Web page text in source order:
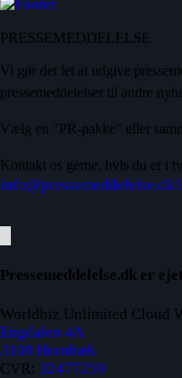
PRESSEMEDDELELSE
Vi gør det let at udgive
pressemeddelelser til andre
Vælg en "PR-pakke" eller
Kontakt os gerne, hvis du er i
info@pressemeddelelse.dk
Pressemeddelelse.dk er
Worldbiz Unlimited Cloud
Engdalen 4A
3100 Hornbæk
CVR: 32477259